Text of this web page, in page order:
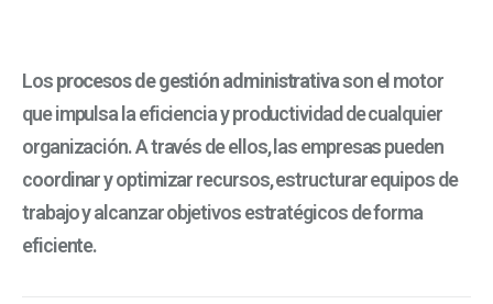
Losprocesos de gestión administrativason el motor
que impulsa la eficiencia y productividad de cualquier
organización. A través de ellos, las empresas pueden
coordinar y optimizar recursos, estructurar equipos de
trabajo y alcanzar objetivos estratégicos de forma
eficiente.